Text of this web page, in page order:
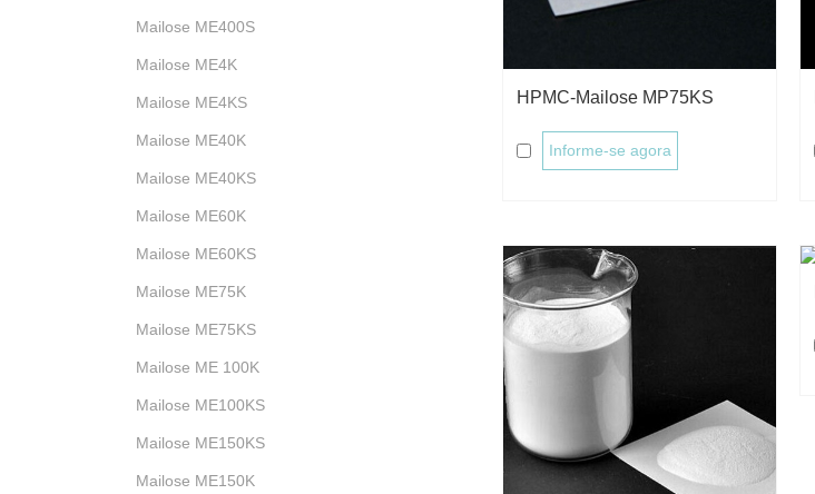
HPMC-Mailose MP75KS
Informe-se agora
Mailose ME400S
Mailose ME4K
Mailose ME4KS
Mailose ME40K
Mailose ME40KS
Mailose ME60K
Mailose ME60KS
Mailose ME75K
Mailose ME75KS
Mailose ME 100K
Mailose ME100KS
Mailose ME150KS
Mailose ME150K